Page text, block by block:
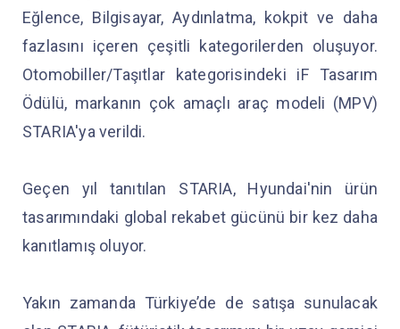
Eğlence, Bilgisayar, Aydınlatma, kokpit ve daha
fazlasını içeren çeşitli kategorilerden oluşuyor.
Otomobiller/Taşıtlar kategorisindeki iF Tasarım
Ödülü, markanın çok amaçlı araç modeli (MPV)
STARIA'ya verildi.
Geçen yıl tanıtılan STARIA, Hyundai'nin ürün
tasarımındaki global rekabet gücünü bir kez daha
kanıtlamış oluyor.
Yakın zamanda Türkiye’de de satışa sunulacak